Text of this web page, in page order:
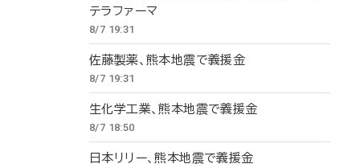
テラファーマ
8/7 19:31
佐藤製薬、熊本地震で義援金
8/7 19:31
生化学工業、熊本地震で義援金
8/7 18:50
日本リリー、熊本地震で義援金